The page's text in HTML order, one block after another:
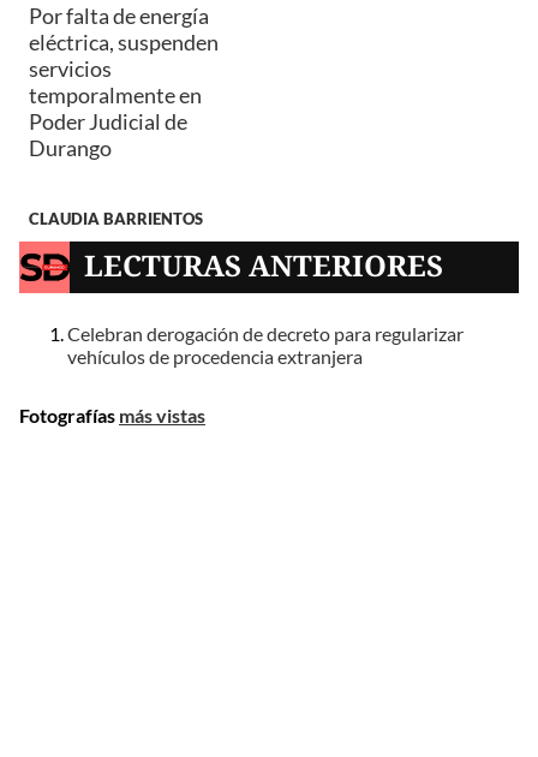
Por falta de energía
eléctrica, suspenden
servicios
temporalmente en
Poder Judicial de
Durango
CLAUDIA BARRIENTOS
LECTURAS ANTERIORES
Celebran derogación de decreto para regularizar
vehículos de procedencia extranjera
Fotografías más vistas